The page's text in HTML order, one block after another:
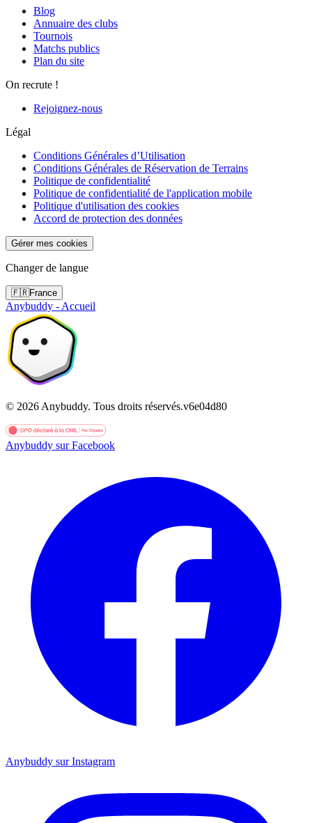
Blog
Annuaire des clubs
Tournois
Matchs publics
Plan du site
On recrute !
Rejoignez-nous
Légal
Conditions Générales d’Utilisation
Conditions Générales de Réservation de Terrains
Politique de confidentialité
Politique de confidentialité de l'application mobile
Politique d'utilisation des cookies
Accord de protection des données
Gérer mes cookies
Changer de langue
🇫🇷France
Anybuddy - Accueil
© 2026 Anybuddy. Tous droits réservés.v6e04d80
Anybuddy sur Facebook
Anybuddy sur Instagram